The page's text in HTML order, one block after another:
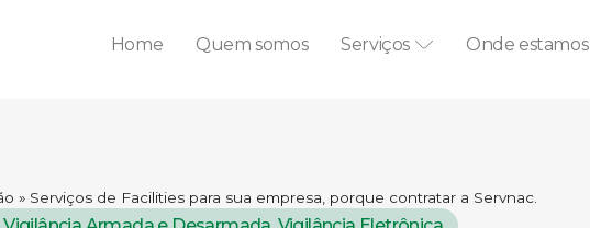
Home Quem somos Serviços Onde estamos
» Serviços de Facilities para sua empresa, porque contratar a Servnac.